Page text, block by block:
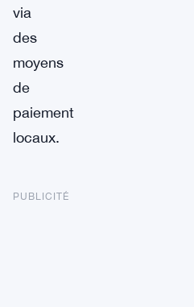
via
des
moyens
de
paiement
locaux.
PUBLICITÉ